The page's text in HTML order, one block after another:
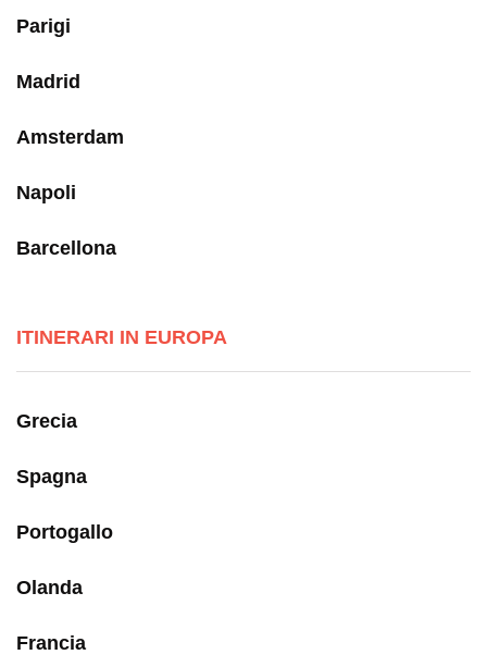
Parigi
Madrid
Amsterdam
Napoli
Barcellona
ITINERARI IN EUROPA
Grecia
Spagna
Portogallo
Olanda
Francia